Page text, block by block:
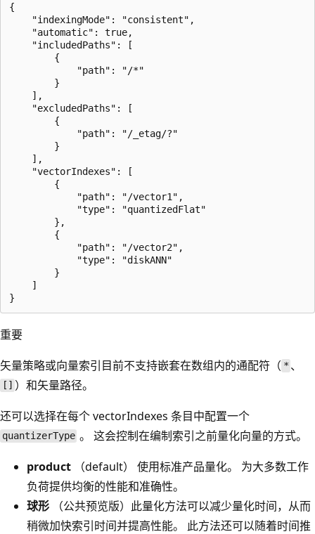
{
    "indexingMode": "consistent",
    "automatic": true,
    "includedPaths": [
        {
            "path": "/*"
        }
    ],
    "excludedPaths": [
        {
            "path": "/_etag/?"
        }
    ],
    "vectorIndexes": [
        {
            "path": "/vector1",
            "type": "quantizedFlat"
        },
        {
            "path": "/vector2",
            "type": "diskANN"
        }
    ]
重要
矢量策略或向量索引目前不支持嵌套在数组内的通配符（ * 、
[] ）和矢量路径。
还可以选择在每个 vectorIndexes 条目中配置一个
quantizerType 。 这会控制在编制索引之前量化向量的方式。
product （default） 使用标准产品量化。 为大多数工作
负荷提供均衡的性能和准确性。
球形 （公共预览版）此量化方法可以减少量化时间，从而
稍微加快索引时间并提高性能。 此方法还可以随着时间推